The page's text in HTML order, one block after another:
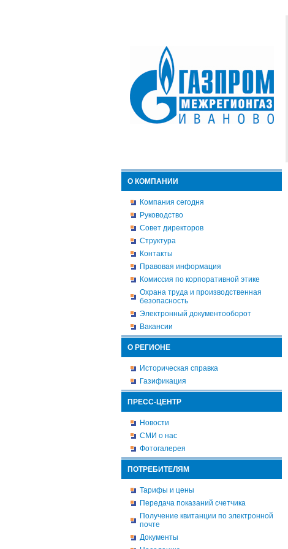
О КОМПАНИИ
Компания сегодня
Руководство
Совет директоров
Структура
Контакты
Правовая информация
Комиссия по корпоративной этике
Охрана труда и производственная
безопасность
Электронный документооборот
Вакансии
О РЕГИОНЕ
Историческая справка
Газификация
ПРЕСС-ЦЕНТР
Новости
СМИ о нас
Фотогалерея
ПОТРЕБИТЕЛЯМ
Тарифы и цены
Передача показаний счетчика
Получение квитанции по электронной
почте
Документы